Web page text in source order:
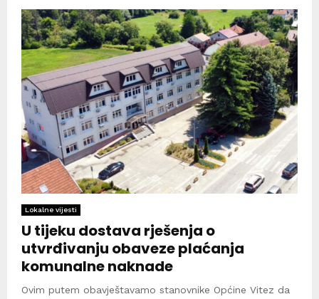
Lokalne vijesti
U tijeku dostava rješenja o
utvrđivanju obaveze plaćanja
komunalne naknade
Ovim putem obavještavamo stanovnike Općine Vitez da